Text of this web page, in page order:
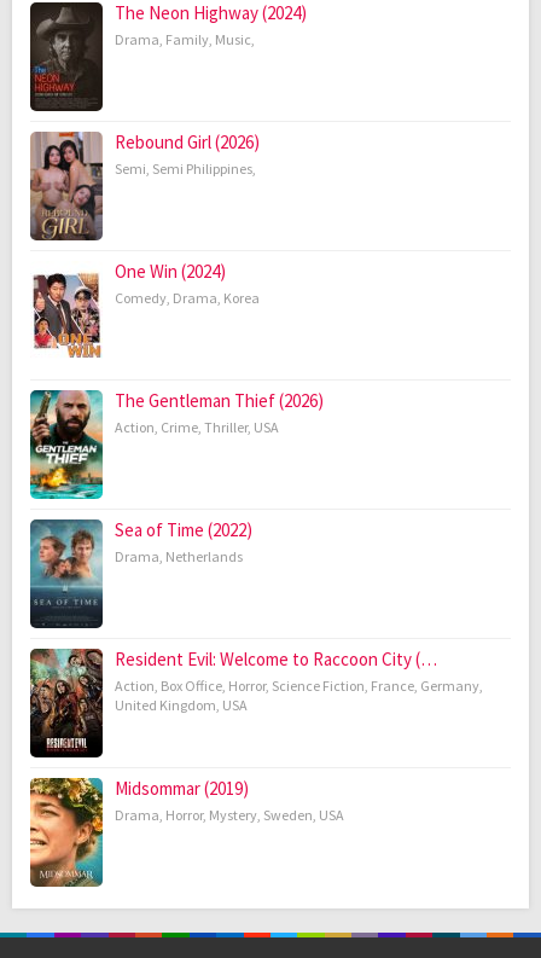
The Neon Highway (2024)
Drama, Family, Music,
Rebound Girl (2026)
Semi, Semi Philippines,
One Win (2024)
Comedy, Drama, Korea
The Gentleman Thief (2026)
Action, Crime, Thriller, USA
Sea of Time (2022)
Drama, Netherlands
Resident Evil: Welcome to Raccoon City (…
Action, Box Office, Horror, Science Fiction, France, Germany,
United Kingdom, USA
Midsommar (2019)
Drama, Horror, Mystery, Sweden, USA